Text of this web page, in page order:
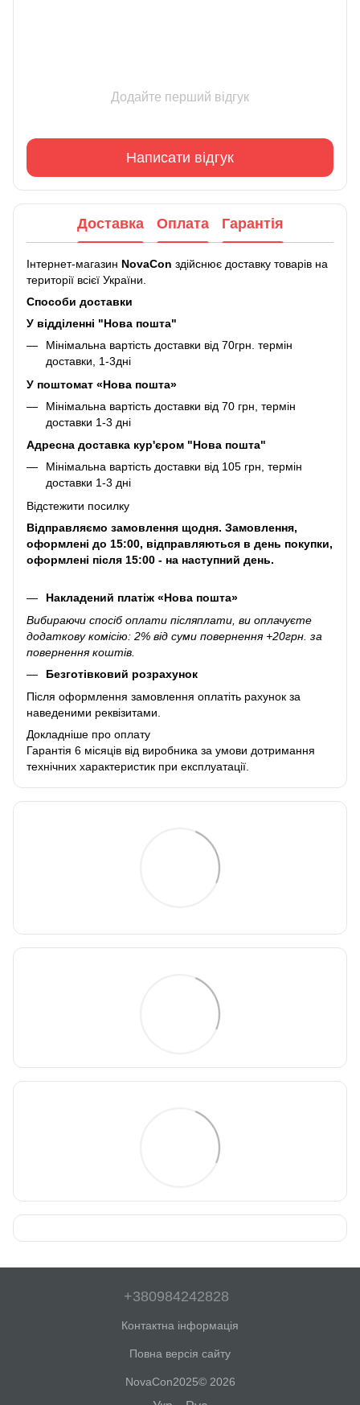
Додайте перший відгук
Написати відгук
Доставка Оплата Гарантія
Інтернет-магазин NovaCon здійснює доставку товарів на
території всієї України.
Способи доставки
У відділенні "Нова пошта"
Мінімальна вартість доставки від 70грн. термін
доставки, 1-3дні
У поштомат «Нова пошта»
Мінімальна вартість доставки від 70 грн, термін
доставки 1-3 дні
Адресна доставка кур'єром "Нова пошта"
Мінімальна вартість доставки від 105 грн, термін
доставки 1-3 дні
Відстежити посилку
Відправляємо замовлення щодня. Замовлення,
оформлені до 15:00, відправляються в день покупки,
оформлені після 15:00 - на наступний день.
Накладений платіж «Нова пошта»
Вибираючи спосіб оплати післяплати, ви оплачуєте
додаткову комісію: 2% від суми повернення +20грн. за
повернення коштів.
Безготівковий розрахунок
Після оформлення замовлення оплатіть рахунок за
наведеними реквізитами.
Докладніше про оплату
Гарантія 6 місяців від виробника за умови дотримання
технічних характеристик при експлуатації.
+380984242828
Контактна інформація
Повна версія сайту
NovaCon2025© 2026